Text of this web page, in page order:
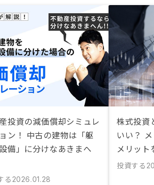
投資の減価償却シミュレ
ン！ 中古の建物は「躯
備」に分けなあきまへ
る 2026.01.28
株式投資
いい？
メリット
投資する